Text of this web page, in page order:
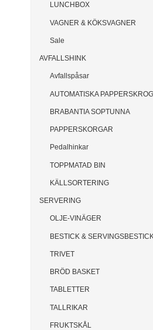
LUNCHBOX
VAGNER & KÖKSVAGNER
Sale
AVFALLSHINK
Avfallspåsar
AUTOMATISKA
BRABANTIA SOPTUNNA
PAPPERSKORGAR
Pedalhinkar
TOPPMATAD BIN
KÄLLSORTERING
SERVERING
OLJE-VINÄGER
BESTICK & SERVINGSBESTICK
TRIVET
BRÖD BASKET
TABLETTER
TALLRIKAR
FRUKTSKÅL